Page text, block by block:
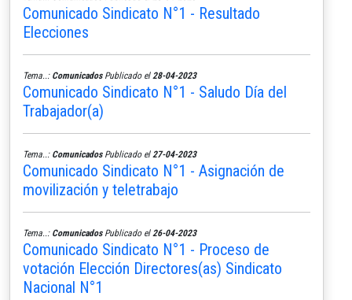
Comunicado Sindicato N°1 - Resultado
Elecciones
Tema..: ComunicadosPublicado el 28-04-2023
Comunicado Sindicato N°1 - Saludo Día del
Trabajador(a)
Tema..: ComunicadosPublicado el 27-04-2023
Comunicado Sindicato N°1 - Asignación de
movilización y teletrabajo
Tema..: ComunicadosPublicado el 26-04-2023
Comunicado Sindicato N°1 - Proceso de
votación Elección Directores(as) Sindicato
Nacional N°1